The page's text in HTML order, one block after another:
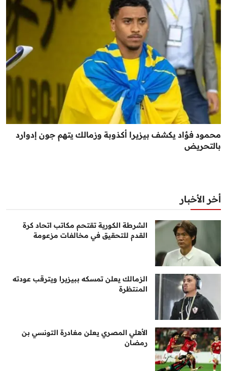
محمود فؤاد يكشف بيزيرا أكذوبة وزمالك يتهم جون إدوارد
بالتحريض
أخر الأخبار
الشرطة الكورية تقتحم مكاتب اتحاد كرة
القدم للتحقيق في مخالفات مزعومة
الزمالك يعلن تمسكه ببيزيرا ويترقب عودته
المنتظرة
الأهلي المصري يعلن مغادرة التونسي بن
رمضان